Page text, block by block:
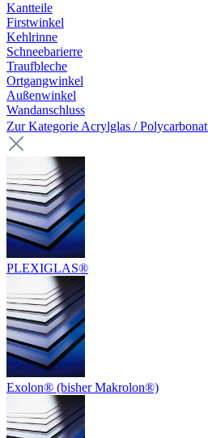
Kantteile
Firstwinkel
Kehlrinne
Schneebarierre
Traufbleche
Ortgangwinkel
Außenwinkel
Wandanschluss
Zur Kategorie Acrylglas / Polycarbonat
PLEXIGLAS®
Exolon® (bisher Makrolon®)